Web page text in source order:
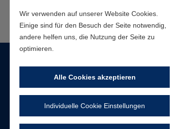
Wir verwenden auf unserer Website Cookies.
Einige sind für den Besuch der Seite notwendig,
andere helfen uns, die Nutzung der Seite zu
optimieren.
Alle Cookies akzeptieren
Individuelle Cookie Einstellungen